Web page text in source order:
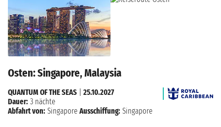
Osten: Singapore, Malaysia
QUANTUM OF THE SEAS
25.10.2027
Dauer: 3 nächte
Abfahrt von: Singapore Ausschiffung: Singapore